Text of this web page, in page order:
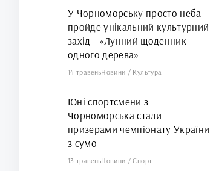
У Чорноморську просто неба
пройде унікальний культурний
захід - «Лунний щоденник
одного дерева»
14 травеньНовини / Культура
Юні спортсмени з
Чорноморська стали
призерами чемпіонату України
з сумо
13 травеньНовини /Спорт